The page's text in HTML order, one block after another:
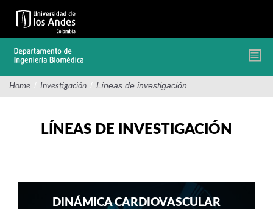
contenido
Home / Investigación / Líneas de investigación
LÍNEAS DE INVESTIGACIÓN
DINÁMICA CARDIOVASCULAR